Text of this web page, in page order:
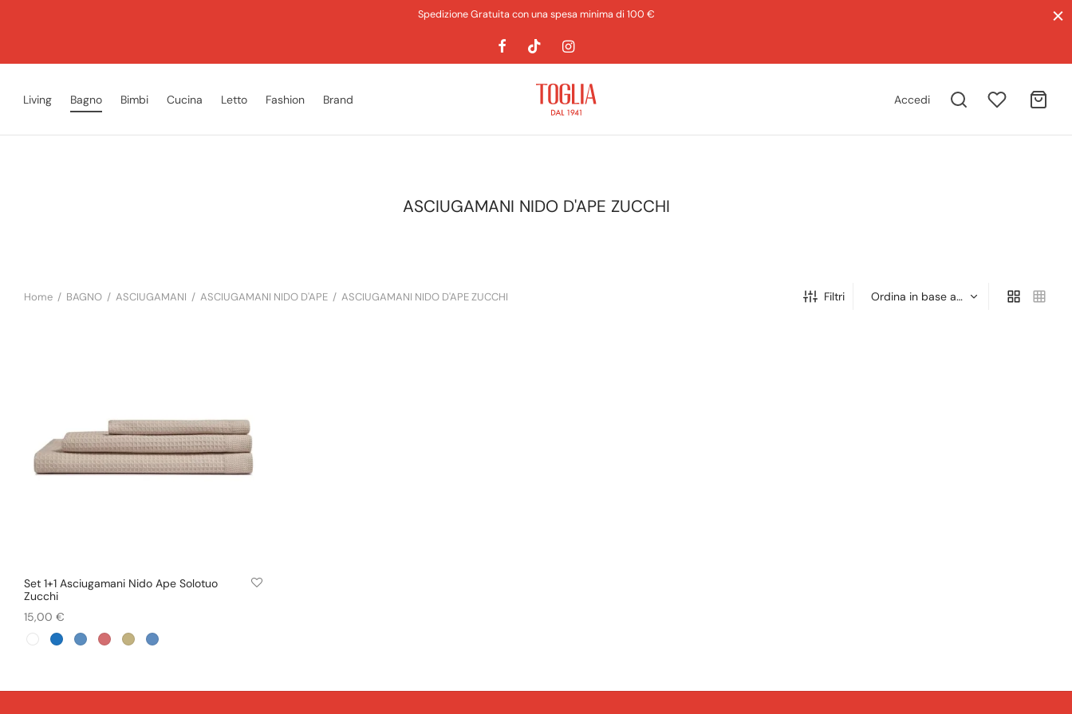
Spedizione Gratuita con una spesa minima di 100 €
Living Bagno Bimbi Cucina Letto Fashion Brand Accedi
ASCIUGAMANI NIDO D'APE ZUCCHI
Home / BAGNO / ASCIUGAMANI / ASCIUGAMANI NIDO D'APE / ASCIUGAMANI NIDO D'APE ZUCCHI Filtri
+ COLORI
Set 1+1 Asciugamani Nido Ape Solotuo
Zucchi
15,00 €
ScegliQuesto
più